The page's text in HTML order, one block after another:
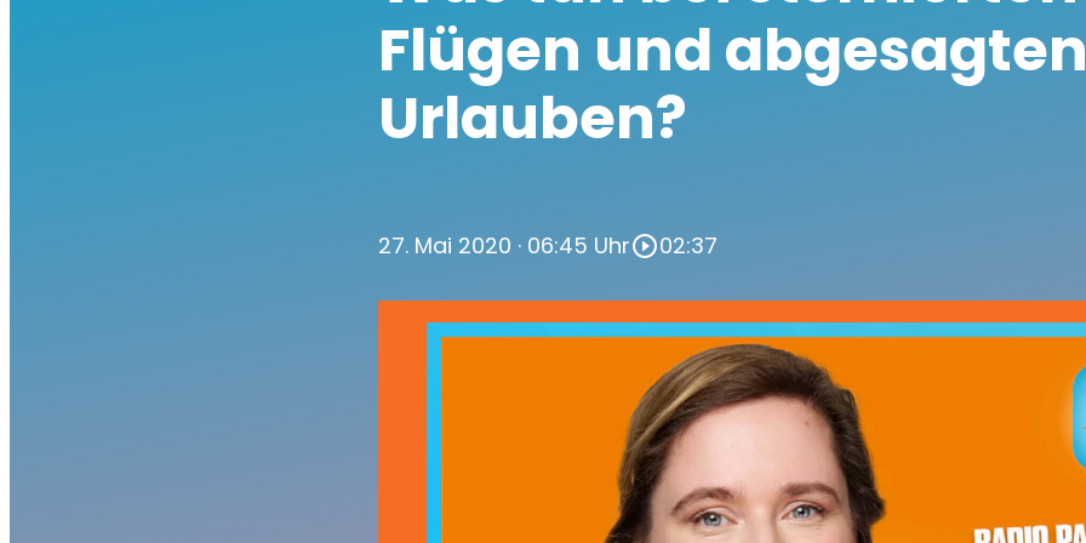
Flügen und
Urlauben?
27. Mai 2020 · 06:45 Uhrplay_circle_outline02:37